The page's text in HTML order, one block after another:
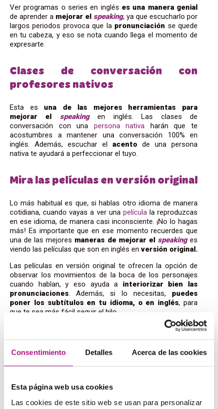
Consentimiento Detalles Acerca de las cookies
Esta página web usa cookies
Las cookies de este sitio web se usan para personalizar
Ver programas o series en inglés es una manera genial
de aprender a mejorar el speaking, ya que escucharlo por
largos periodos provoca que la pronunciación se quede
en tu cabeza, y eso se nota cuando llega el momento de
expresarte.
Clases de conversación con
profesores nativos
Esta es una de las mejores herramientas para
mejorar el speakingen inglés. Las clases de
conversación con una persona nativa harán que te
acostumbres a mantener una conversación 100% en
inglés. Además, escuchar el acento de una persona
nativa te ayudará a perfeccionar el tuyo.
Mira las películas en versión original
Lo más habitual es que, si hablas otro idioma de manera
cotidiana, cuando vayas a ver una películala reproduzcas
en ese idioma, de manera casi inconsciente. ¡No lo hagas
más! Es importante que en ese momento recuerdes que
una de las mejores maneras de mejorar elspeakinges
viendo las películas que son en inglés en versión original.
Las películas en versión original te ofrecen la opción de
observar los movimientos de la boca de los personajes
cuando hablan, y eso ayuda a interiorizar bien las
pronunciaciones. Además, si lo necesitas, puedes
poner los subtítulos en tu idioma, o en inglés, para
que te sea más fácil seguir el hilo.
Lee en inglés en voz alta
la certeza de que son correctas.